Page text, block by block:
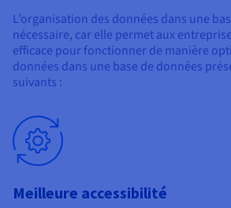
L’organisation des données dans une
nécessaire, car elle permet aux
efficace pour fonctionner de manière
données dans une base de données
suivants :
Meilleure accessibilité